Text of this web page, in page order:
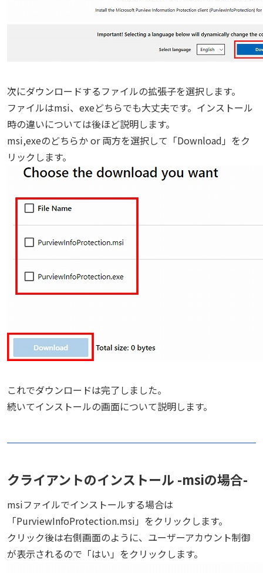
次にダウンロードするファイルの拡張子を選択します。
ファイルはmsi、exeどちらでも大丈夫です。インストール
時の違いについては後ほど説明します。
msi,exeのどちらか or 両方を選択して「Download」をク
リックします。
これでダウンロードは完了しました。
続いてインストールの画面について説明します。
クライアントのインストール -msiの場合-
msiファイルでインストールする場合は
「PurviewInfoProtection.msi」をクリックします。
クリック後は右側画面のように、ユーザーアカウント制御
が表示されるので「はい」をクリックします。